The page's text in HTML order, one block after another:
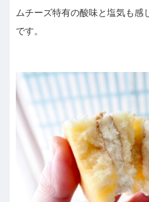
ムチーズ特有の酸味と塩気も感
です。